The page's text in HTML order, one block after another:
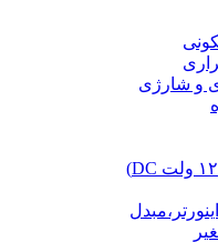
و شارژی